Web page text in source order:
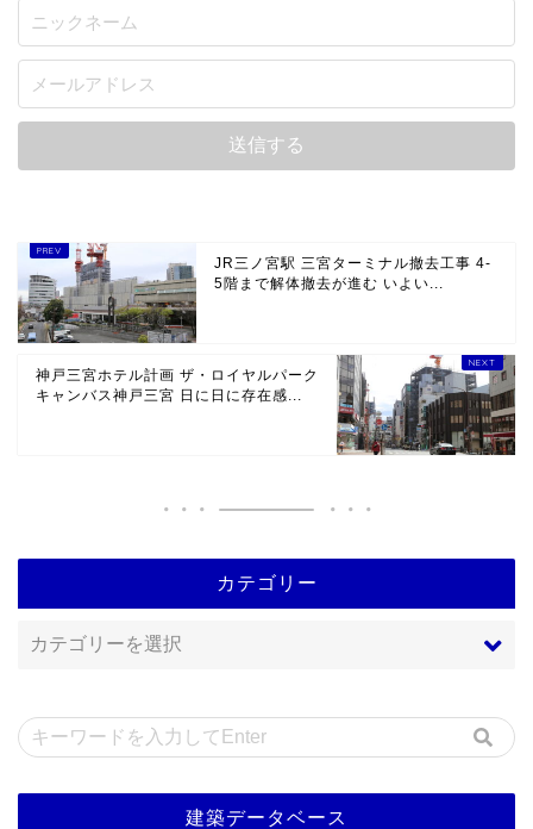
JR三ノ宮駅 三宮ターミナル撤去工事 4-
5階まで解体撤去が進む いよい...
神戸三宮ホテル計画 ザ・ロイヤルパーク
キャンバス神戸三宮 日に日に存在感...
カテゴリー
建築データベース